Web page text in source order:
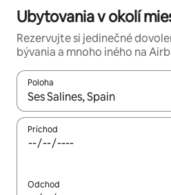
Ubytovania v okolí
Rezervujte si jedinečné
bývania a mnoho iného na
Poloha
Keď budú výsledky k
Príchod
Odchod